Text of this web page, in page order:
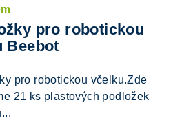
pro robotickou
Beebot
pro robotickou včelku.Zde
21 ks plastových podložek